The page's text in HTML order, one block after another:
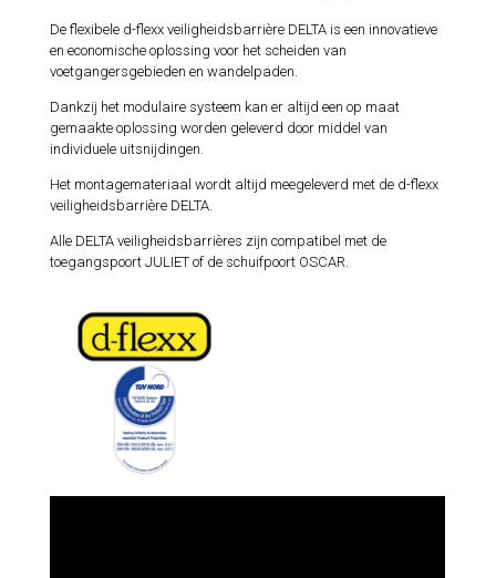
De flexibele d-flexx veiligheidsbarrière DELTA is een innovatieve
en economische oplossing voor het scheiden van
voetgangersgebieden en wandelpaden.
Dankzij het modulaire systeem kan er altijd een op maat
gemaakte oplossing worden geleverd door middel van
individuele uitsnijdingen.
Het montagemateriaal wordt altijd meegeleverd met de d-flexx
veiligheidsbarrière DELTA.
Alle DELTA veiligheidsbarrières zijn compatibel met de
toegangspoort JULIET of de schuifpoort OSCAR.